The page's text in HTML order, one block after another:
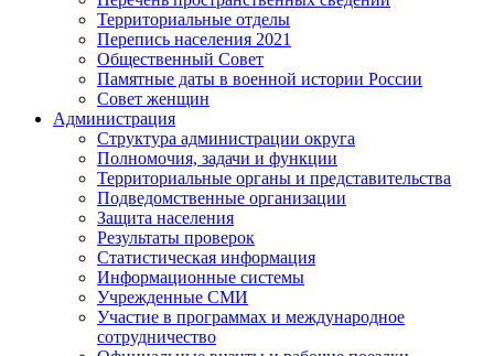
Территориальные отделы
Перепись населения 2021
Общественный Совет
Памятные даты в военной истории России
Совет женщин
Администрация
Структура администрации округа
Полномочия, задачи и функции
Территориальные органы и представительства
Подведомственные организации
Защита населения
Результаты проверок
Статистическая информация
Информационные системы
Учрежденные СМИ
Участие в программах и международное
сотрудничество